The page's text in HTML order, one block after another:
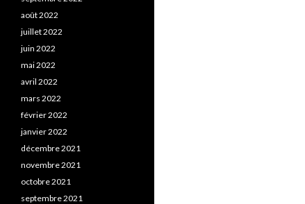
août 2022
juillet 2022
juin 2022
mai 2022
avril 2022
mars 2022
février 2022
janvier 2022
décembre 2021
novembre 2021
octobre 2021
septembre 2021